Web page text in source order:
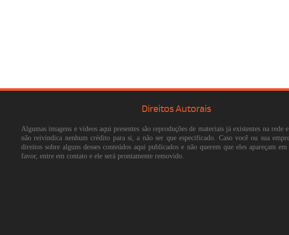
Direitos Autorais
Algumas imagens e vídeos aqui presentes são reproduções de materiais já existentes na rede
não reivindica nenhum crédito para si, a não ser que especificado. Caso você ou sua
direitos sobre alguns desses conteúdos aqui publicados e não querem que eles apareçam
favor, entre em contato e ele será prontamente removido.